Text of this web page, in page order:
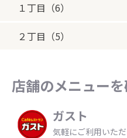
１丁目（6）
２丁目（5）
店舗のメニュー
ガスト
気軽にご利用いた